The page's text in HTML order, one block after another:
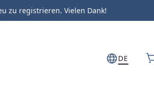
zu registrieren. Vielen Dank!
DE